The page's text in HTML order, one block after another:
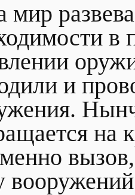
мир
в
и
на